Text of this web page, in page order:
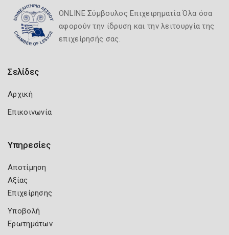
ONLINE Σύμβουλος Επιχειρηματία Όλα όσα
αφορούν την ίδρυση και την λειτουργία της
επιχείρησής σας.
Σελίδες
Αρχική
Επικοινωνία
Υπηρεσίες
Αποτίμηση
Αξίας
Επιχείρησης
Υποβολή
Ερωτημάτων